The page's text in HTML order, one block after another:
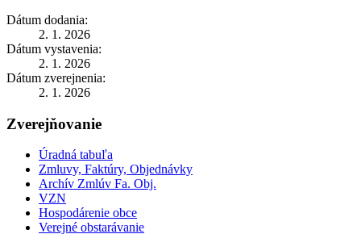
Dátum dodania:
2. 1. 2026
Dátum vystavenia:
2. 1. 2026
Dátum zverejnenia:
2. 1. 2026
Zverejňovanie
Úradná tabuľa
Zmluvy, Faktúry, Objednávky
Archív Zmlúv Fa. Obj.
VZN
Hospodárenie obce
Verejné obstarávanie